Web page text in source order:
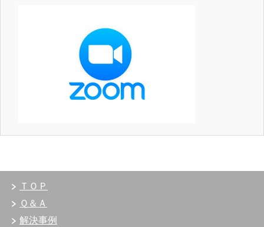
ＴＯＰ
Ｑ＆Ａ
解決事例